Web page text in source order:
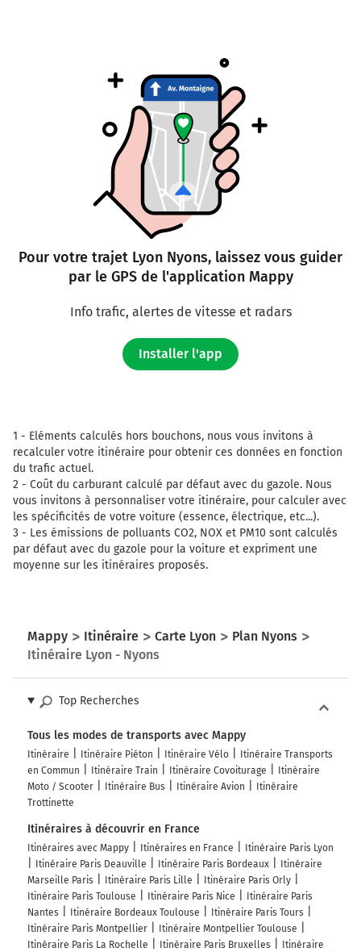
Pour votre trajet Lyon Nyons, laissez vous guider
par le GPS de l'application Mappy
Info trafic, alertes de vitesse et radars
Installer l'app
1 - Eléments calculés hors bouchons, nous vous invitons à
recalculer votre itinéraire pour obtenir ces données en fonction
du trafic actuel.
2 - Coût du carburant calculé par défaut avec du gazole. Nous
vous invitons à personnaliser votre itinéraire, pour calculer avec
les spécificités de votre voiture (essence, électrique, etc...).
3 - Les émissions de polluants CO2, NOX et PM10 sont calculés
par défaut avec du gazole pour la voiture et expriment une
moyenne sur les itinéraires proposés.
Mappy Itinéraire Carte Lyon
Plan Nyons
Itinéraire Lyon - Nyons
Top Recherches
Tous les modes de transports avec Mappy
Itinéraire Itinéraire Piéton Itinéraire Vélo
Itinéraire Transports
en Commun
Itinéraire Train Itinéraire Covoiturage
Itinéraire
Moto / Scooter
Itinéraire Bus Itinéraire Avion
Itinéraire
Trottinette
Itinéraires à découvrir en France
Itinéraires avec Mappy Itinéraires en France
Itinéraire Paris Lyon
Itinéraire Paris Deauville
Itinéraire Paris Bordeaux
Itinéraire
Marseille Paris
Itinéraire Paris Lille
Itinéraire Paris Orly
Itinéraire Paris Toulouse
Itinéraire Paris Nice
Itinéraire Paris
Nantes
Itinéraire Bordeaux Toulouse
Itinéraire Paris Tours
Itinéraire Paris Montpellier
Itinéraire Montpellier Toulouse
Itinéraire Paris La Rochelle
Itinéraire Paris Bruxelles
Itinéraire